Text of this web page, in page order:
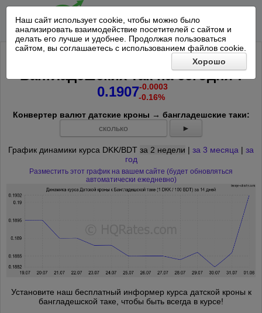
Наш сайт использует cookie, чтобы можно было
анализировать взаимодействие посетителей с сайтом и
делать его лучше и удобнее. Продолжая пользоваться
сайтом, вы соглашаетесь с использованием файлов cookie.
Хорошо
Курс Датской кроны к 100
Бангладешских так насегодня*:
0.1907-0.0003
-0.16%
Конвертер валют датские кроны → бангладешские таки:
►
График динамики курса DKK/BDT за 2 недели | за 3 месяца | за
год
Разместить этот график на вашем сайте (будет обновляться
автоматически ежедневно)
Установите наш бесплатный информер курса датской кроны к
бангладешской таке, чтобы быть всегда в курсе!